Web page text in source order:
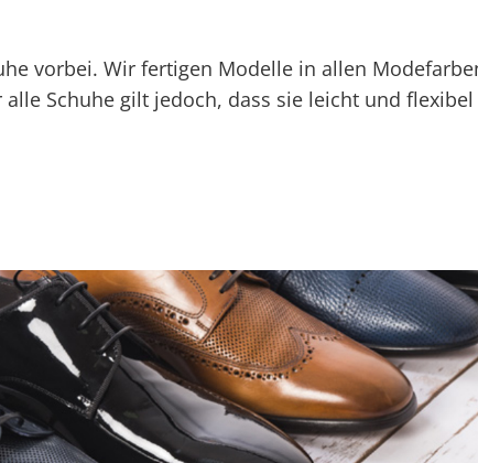
vorbei. Wir fertigen Modelle in allen
Schuhe gilt jedoch, dass sie leicht und